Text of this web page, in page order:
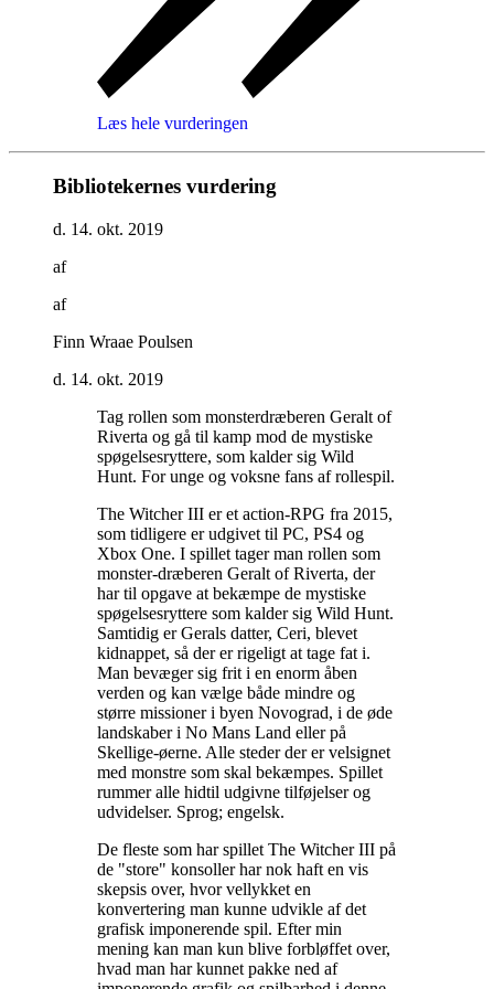
Læs hele vurderingen
Bibliotekernes vurdering
d. 14. okt. 2019
af
af
Finn Wraae Poulsen
d. 14. okt. 2019
Tag rollen som monsterdræberen Geralt of
Riverta og gå til kamp mod de mystiske
spøgelsesryttere, som kalder sig Wild
Hunt. For unge og voksne fans af rollespil.
The Witcher III er et action-RPG fra 2015,
som tidligere er udgivet til PC, PS4 og
Xbox One. I spillet tager man rollen som
monster-dræberen Geralt of Riverta, der
har til opgave at bekæmpe de mystiske
spøgelsesryttere som kalder sig Wild Hunt.
Samtidig er Gerals datter, Ceri, blevet
kidnappet, så der er rigeligt at tage fat i.
Man bevæger sig frit i en enorm åben
verden og kan vælge både mindre og
større missioner i byen Novograd, i de øde
landskaber i No Mans Land eller på
Skellige-øerne. Alle steder der er velsignet
med monstre som skal bekæmpes. Spillet
rummer alle hidtil udgivne tilføjelser og
udvidelser. Sprog; engelsk.
De fleste som har spillet The Witcher III på
de "store" konsoller har nok haft en vis
skepsis over, hvor vellykket en
konvertering man kunne udvikle af det
grafisk imponerende spil. Efter min
mening kan man kun blive forbløffet over,
hvad man har kunnet pakke ned af